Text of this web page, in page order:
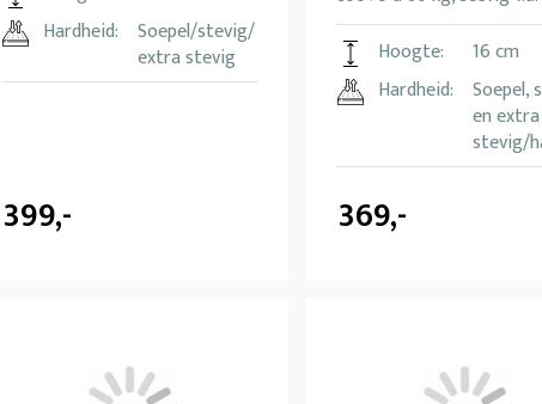
Hardheid:
Soepel/stevig/
extra stevig
399,-
Hoogte:
16 cm
Hardheid:
Soepel,
en extra
stevig/
369,-